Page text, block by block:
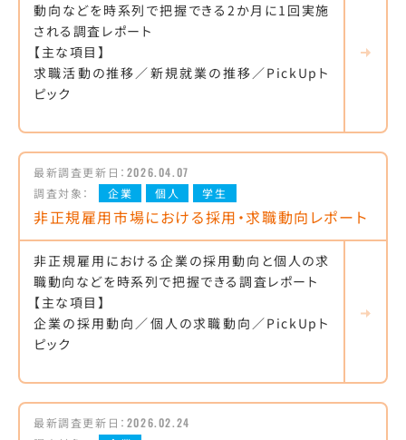
動向などを時系列で把握できる2か月に1回実施
される調査レポート
【主な項目】
求職活動の推移／新規就業の推移／PickUpト
ピック
最新調査更新日： 2026.04.07
調査対象：
企業 個人 学生
非正規雇用市場における採用・求職動向レポート
非正規雇用における企業の採用動向と個人の求
職動向などを時系列で把握できる調査レポート
【主な項目】
企業の採用動向／個人の求職動向／PickUpト
ピック
最新調査更新日： 2026.02.24